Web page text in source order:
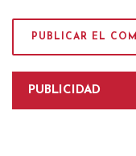
PUBLICIDAD